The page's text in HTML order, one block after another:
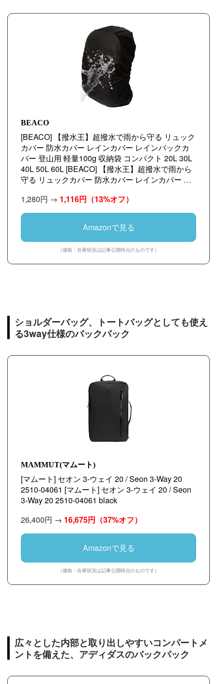
BEACO
[BEACO] 【撥水王】超撥水で雨から守る リュック
カバー 防水カバー レインカバー レインバックカ
バー 登山用 軽量100g 収納袋 コンパクト 20L 30L
40L 50L 60L [BEACO] 【撥水王】超撥水で雨から
守る リュックカバー 防水カバー レインカバー レ
クト (ブラック, M（25〜35L）)
1,280円 → 1,116円 （13%オフ）
Amazonで見る
（価格・在庫状況は記事公開時点のものです）
ショルダーバッグ、トートバッグとしても使え
る3way仕様のバックパック
MAMMUT(マムート)
[マムート] セオン 3-ウェイ 20 / Seon 3-Way 20
2510-04061 [マムート] セオン 3-ウェイ 20 / Seon
3-Way 20 2510-04061 black
26,400円 → 16,675円 （37%オフ）
Amazonで見る
（価格・在庫状況は記事公開時点のものです）
広々とした内部と取り出しやすいコンパートメ
ントを備えた、アディダスのバックパック